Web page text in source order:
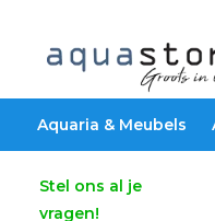
Aquaria & Meubels
Stel ons al je
vragen!